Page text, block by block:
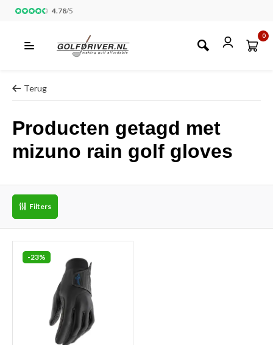
4.78/5
0
Terug
Producten getagd met
mizuno rain golf gloves
Filters
-23%